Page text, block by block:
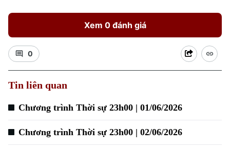
Xem 0 đánh giá
0
Tin liên quan
Chương trình Thời sự 23h00 | 01/06/2026
Chương trình Thời sự 23h00 | 02/06/2026